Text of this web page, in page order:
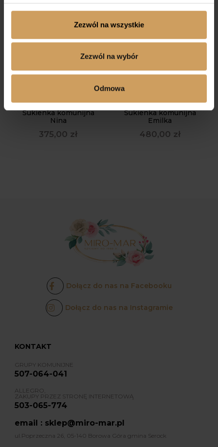
Zezwól na wszystkie
Zezwól na wybór
Odmowa
Sukienka komunijna
Nina
375,00 zł
Sukienka komunijna
Emilka
480,00 zł
Dołącz do nas na Facebooku
Dołącz do nas na Instagramie
KONTAKT
GRUPY KOMUNIJNE
507-064-041
ALLEGRO,
ZAKUPY PRZEZ STRONĘ INTERNETOWĄ
503-065-774
email : sklep@miro-mar.pl
ul.Poprzeczna 26, 05-140 Borowa Góra gmina Serock